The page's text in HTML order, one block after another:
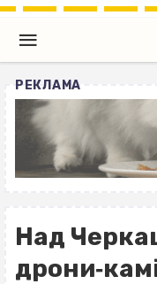
РЕКЛАМА
Над